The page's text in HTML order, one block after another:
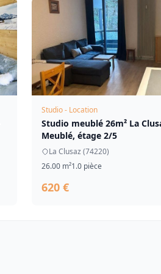
Studio - Location
Studio meublé 26m² La
Meublé, étage 2/5
La Clusaz (74220)
26.00 m²1.0 pièce
620 €